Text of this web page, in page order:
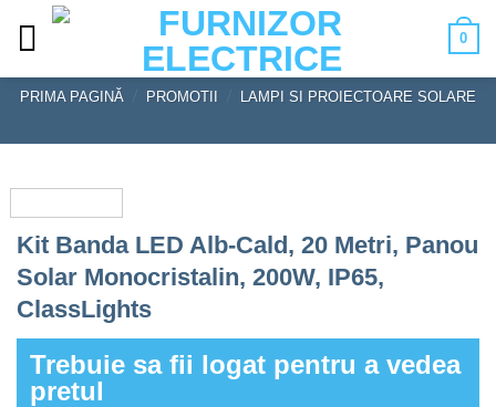
0
PRIMA PAGINĂ PROMOTII LAMPI SI PROIECTOARE SOLARE
Kit Banda LED Alb-Cald, 20 Metri, Panou
Solar Monocristalin, 200W, IP65,
ClassLights
Trebuie sa fii logat pentru a vedea
pretul